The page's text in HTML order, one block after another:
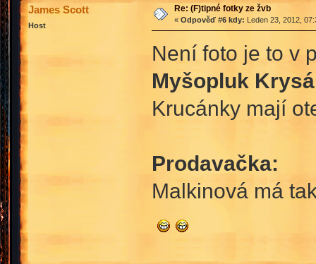
James Scott
Host
Re: (F)tipné fotky ze žvb
« Odpověď #6 kdy: Leden 23, 2012,
Není foto je to v
Myšopluk
Krucánky mají
Prodavačka:
Malkinová má